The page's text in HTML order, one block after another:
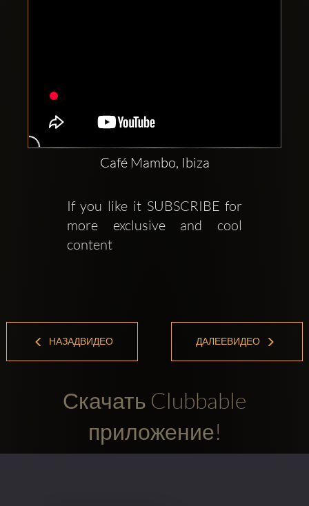
Café Mambo, Ibiza
If you like it SUBSCRIBE for
more exclusive and cool
content
НАЗАДВИДЕО ДАЛЕЕВИДЕО
Скачать Clubbable
приложение!